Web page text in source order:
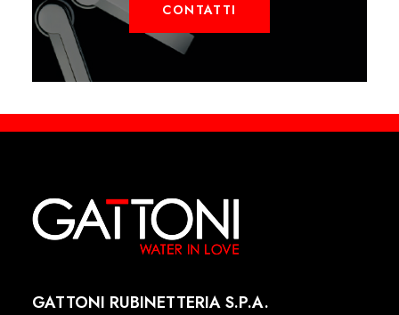
CONTATTI
GATTONI RUBINETTERIA S.P.A.